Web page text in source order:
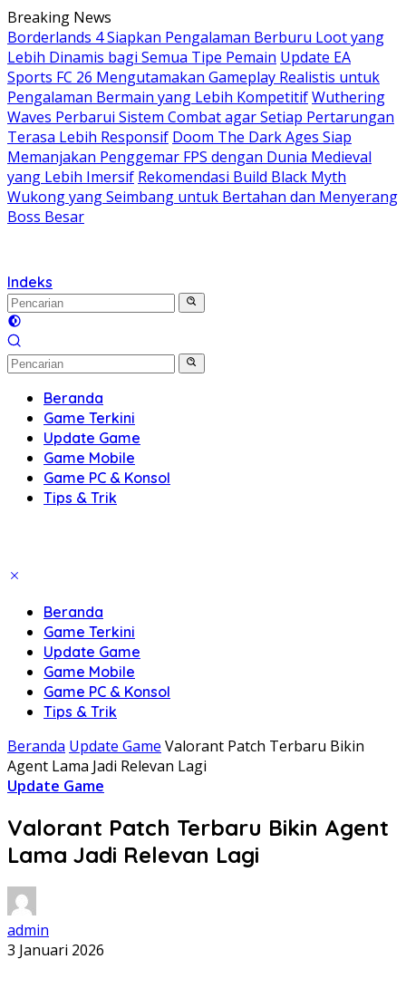
Langsung
ke
konten
Breaking News
Borderlands 4 Siapkan Pengalaman Berburu Loot yang
Lebih Dinamis bagi Semua Tipe Pemain Update EA
Sports FC 26 Mengutamakan Gameplay Realistis untuk
Pengalaman Bermain yang Lebih KompetitifWuthering
Waves Perbarui Sistem Combat agar Setiap Pertarungan
Terasa Lebih Responsif Doom The Dark Ages Siap
Memanjakan Penggemar FPS dengan Dunia Medieval
yang Lebih Imersif Rekomendasi Build Black Myth
Wukong yang Seimbang untuk Bertahan dan Menyerang
Boss Besar
Indeks
Beranda
Game Terkini
Update Game
Game Mobile
Game PC & Konsol
Tips & Trik
Beranda
Game Terkini
Update Game
Game Mobile
Game PC & Konsol
Tips & Trik
Beranda Update Game Valorant Patch Terbaru Bikin
Agent Lama Jadi Relevan Lagi
Update Game
Valorant Patch Terbaru Bikin Agent
Lama Jadi Relevan Lagi
admin
3 Januari 2026